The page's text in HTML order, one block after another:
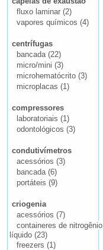
fluxo laminar (2)
vapores químicos (4)
centrífugas
bancada (22)
micro/mini (3)
microhematócrito (3)
microplacas (1)
compressores
laboratoriais (1)
odontológicos (3)
condutivímetros
acessórios (3)
bancada (6)
portáteis (9)
criogenia
acessórios (7)
containeres de nitrogênio
líquido (23)
freezers (1)